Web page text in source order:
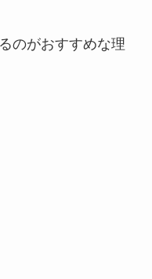
のがおすすめな理